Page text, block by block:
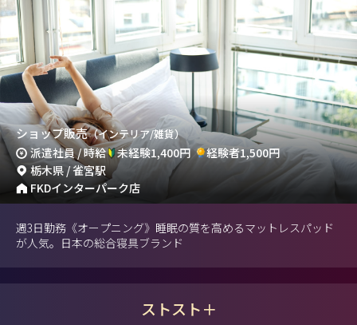
ショップ販売（インテリア/雑貨）
派遣社員 / 時給 未経験1,400円
経験者1,500円
栃木県 / 雀宮駅
FKDインターパーク店
週3日勤務《オープニング》睡眠の質を高めるマットレスパッド
が人気。日本の総合寝具ブランド
ストスト＋